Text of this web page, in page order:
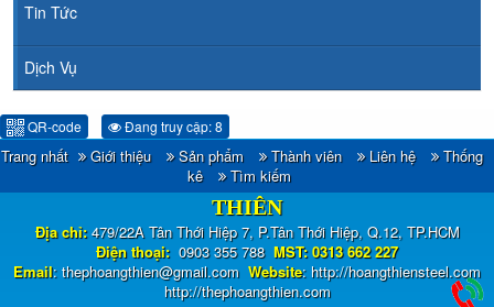
Tin Tức
Dịch Vụ
QR-code Đang truy cập: 8
Trang nhất Giới thiệu Sản phẩm Thành viên Liên hệ
Thống
kê
Tìm kiếm
CÔNG TY TNHH ĐẦU TƯ TM - XNK HOÀNG
THIÊN
Địa chỉ:479/22A Tân Thới Hiệp 7, P.Tân Thới Hiệp, Q.12, TP.HCM
Điện thoại: 0903 355 788 MST: 0313 662 227
Email: thephoangthien@gmail.com Website: http://hoangthiensteel.com
http://thephoangthien.com